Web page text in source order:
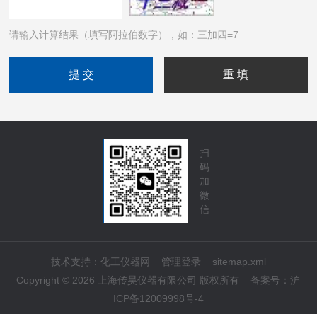
请输入计算结果（填写阿拉伯数字），如：三加四=7
扫
码
加
微
信
技术支持： 化工仪器网 管理登录
sitemap.xml
Copyright © 2026 上海传昊仪器有限公司 版权所有 备案号：沪
ICP备12009998号-4